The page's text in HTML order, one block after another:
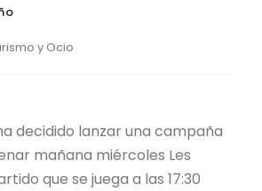
y Ocio
decidido lanzar una campaña
mañana miércoles Les
que se juega a las 17:30